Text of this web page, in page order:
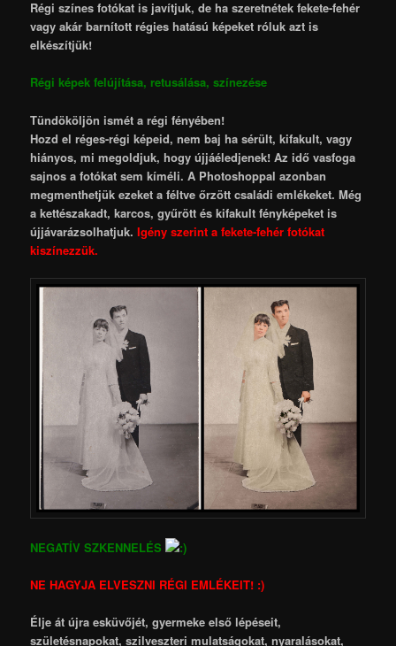
Régi színes fotókat is javítjuk, de ha szeretnétek fekete-fehér
vagy akár barnított régies hatású képeket róluk azt is
elkészítjük!
Régi képek felújítása, retusálása, színezése
Tündököljön ismét a régi fényében!
Hozd el réges-régi képeid, nem baj ha sérült, kifakult, vagy
hiányos, mi megoldjuk, hogy újjáéledjenek! Az idő vasfoga
sajnos a fotókat sem kí­méli. A Photoshoppal azonban
megmenthetjük ezeket a féltve őrzött családi emlékeket. Még
a kettészakadt, karcos, gyűrött és kifakult fényképeket is
újjávarázsolhatjuk. Igény szerint a fekete-fehér fotókat
kiszínezzük.
NEGATÍV SZKENNELÉS
NE HAGYJA ELVESZNI RÉGI EMLÉKEIT! :)
Élje át újra esküvőjét, gyermeke első lépéseit,
születésnapokat, szilveszteri mulatságokat, nyaralásokat,